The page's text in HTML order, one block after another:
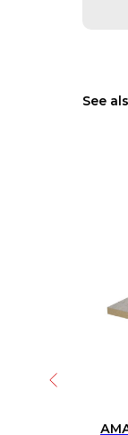
See